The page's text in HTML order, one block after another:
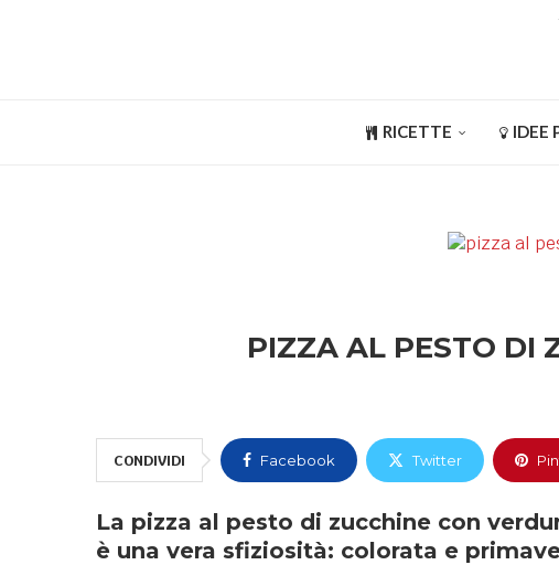
RICETTE IDEE
PIZZA AL PESTO DI
CONDIVIDI Facebook Twitter
La pizza al pesto di zucchine con
è una vera sfiziosità: colorata e